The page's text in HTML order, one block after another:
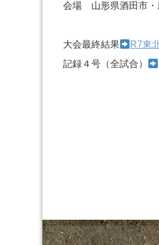
会場 山形県酒田市・
大会最終結果
R7東
記録４号（全試合）